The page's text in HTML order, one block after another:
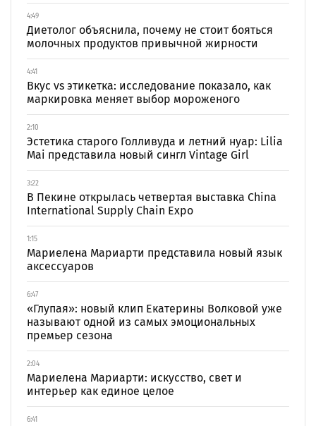
4:49
Диетолог объяснила, почему не стоит бояться
молочных продуктов привычной жирности
4:41
Вкус vs этикетка: исследование показало, как
маркировка меняет выбор мороженого
2:10
Эстетика старого Голливуда и летний нуар: Lilia
Mai представила новый сингл Vintage Girl
3:22
В Пекине открылась четвертая выставка China
International Supply Chain Expo
1:15
Мариелена Мариарти представила новый язык
аксессуаров
6:47
«Глупая»: новый клип Екатерины Волковой уже
называют одной из самых эмоциональных
премьер сезона
2:04
Мариелена Мариарти: искусство, свет и
интерьер как единое целое
6:41